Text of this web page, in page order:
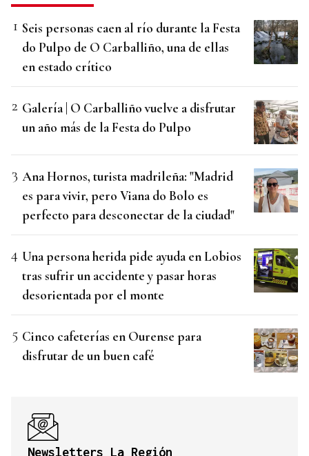
Seis personas caen al río durante la Festa
do Pulpo de O Carballiño, una de ellas
en estado crítico
Galería | O Carballiño vuelve a disfrutar
un año más de la Festa do Pulpo
Ana Hornos, turista madrileña: "Madrid
es para vivir, pero Viana do Bolo es
perfecto para desconectar de la ciudad"
Una persona herida pide ayuda en Lobios
tras sufrir un accidente y pasar horas
desorientada por el monte
Cinco cafeterías en Ourense para
disfrutar de un buen café
Newsletters La Región